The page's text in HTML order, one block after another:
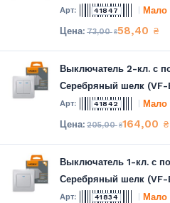
41847 Мало
73,00₴58,40 ₴
Выключатель 2-кл. с
Серебряный шелк (VF-
41842 Мало
205,00₴164,00 ₴
Выключатель 1-кл. с
Серебряный шелк (VF-
41834 Мало